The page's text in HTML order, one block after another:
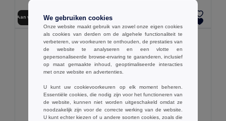
Aan winkelwagen toevoegen
We gebruiken cookies
Onze website maakt gebruik van zowel onze eigen cookies
als cookies van derden om de algehele functionaliteit te
verbeteren, uw voorkeuren te onthouden, de prestaties van
de website te analyseren en een vlotte en
gepersonaliseerde browse-ervaring te garanderen, inclusief
op maat gemaakte inhoud, geoptimaliseerde interacties
met onze website en advertenties.
U kunt uw cookievoorkeuren op elk moment beheren.
Essentiële cookies, die nodig zijn voor het functioneren van
de website, kunnen niet worden uitgeschakeld omdat ze
noodzakelijk zijn voor de correcte werking van de website.
U kunt echter kiezen of u andere soorten cookies, zoals die